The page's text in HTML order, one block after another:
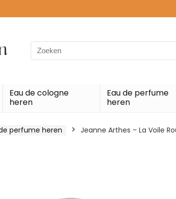
Search
for:
Eau de cologne
heren
Eau de perfume
heren
perfume heren Jeanne Arthes – La Voile